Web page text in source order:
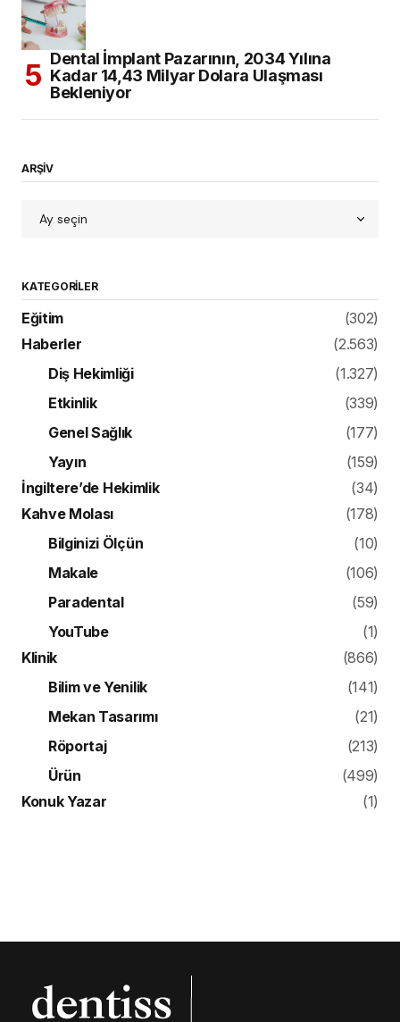
Dental İmplant Pazarının, 2034 Yılına
Kadar 14,43 Milyar Dolara Ulaşması
Bekleniyor
ARŞİV
KATEGORILER
Eğitim
(302)
Haberler
(2.563)
Diş Hekimliği
(1.327)
Etkinlik
(339)
Genel Sağlık
(177)
Yayın
(159)
İngiltere’de Hekimlik
(34)
Kahve Molası
(178)
Bilginizi Ölçün
(10)
Makale
(106)
Paradental
(59)
YouTube
(1)
Klinik
(866)
Bilim ve Yenilik
(141)
Mekan Tasarımı
(21)
Röportaj
(213)
Ürün
(499)
Konuk Yazar
(1)